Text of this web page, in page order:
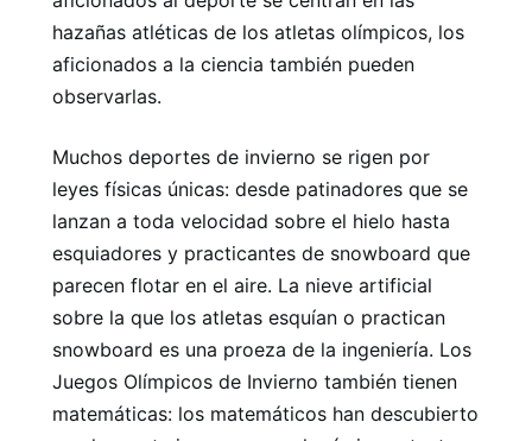
hazañas atléticas de los atletas olímpicos, los
aficionados a la ciencia también pueden
observarlas.
Muchos deportes de invierno se rigen por
leyes físicas únicas: desde patinadores que se
lanzan a toda velocidad sobre el hielo hasta
esquiadores y practicantes de snowboard que
parecen flotar en el aire. La nieve artificial
sobre la que los atletas esquían o practican
snowboard es una proeza de la ingeniería. Los
Juegos Olímpicos de Invierno también tienen
matemáticas: los matemáticos han descubierto